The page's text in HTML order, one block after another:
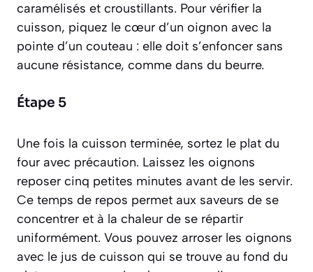
caramélisés et croustillants. Pour vérifier la
cuisson, piquez le cœur d’un oignon avec la
pointe d’un couteau : elle doit s’enfoncer sans
aucune résistance, comme dans du beurre.
Étape 5
Une fois la cuisson terminée, sortez le plat du
four avec précaution. Laissez les oignons
reposer cinq petites minutes avant de les servir.
Ce temps de repos permet aux saveurs de se
concentrer et à la chaleur de se répartir
uniformément. Vous pouvez arroser les oignons
avec le jus de cuisson qui se trouve au fond du